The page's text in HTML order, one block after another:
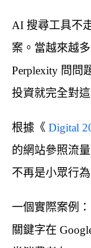
AI 搜尋工具不
案。當越來越
Perplexity 問問
投資就完全對
根據《 Digital
的網站參照流
不再是小眾行為
一個實際案例
關鍵字在